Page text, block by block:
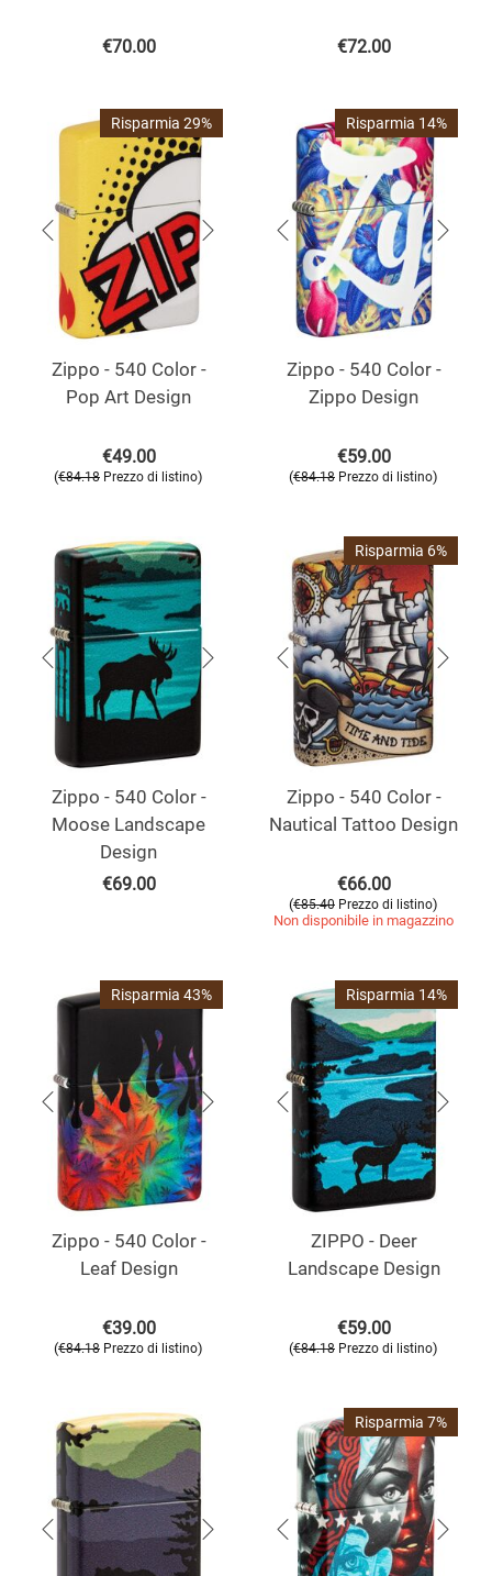
€70.00 €72.00
Risparmia 29%
Zippo - 540 Color -
Pop Art Design
€49.00
(€84.18 Prezzo di listino)
Risparmia 14%
Zippo - 540 Color -
Zippo Design
€59.00
(€84.18 Prezzo di listino)
Zippo - 540 Color -
Moose Landscape
Design
€69.00
Risparmia 6%
Zippo - 540 Color -
Nautical Tattoo Design
€66.00
(€85.40 Prezzo di listino)
Non disponibile in magazzino
Risparmia 43%
Zippo - 540 Color -
Leaf Design
€39.00
(€84.18 Prezzo di listino)
Risparmia 14%
ZIPPO - Deer
Landscape Design
€59.00
(€84.18 Prezzo di listino)
Risparmia 7%